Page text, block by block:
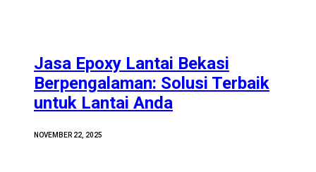
Jasa Epoxy Lantai Bekasi
Berpengalaman: Solusi Terbaik
untuk Lantai Anda
NOVEMBER 22, 2025